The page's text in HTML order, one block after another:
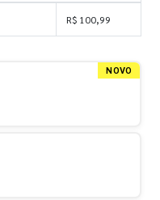
R$ 100,99
NOVO